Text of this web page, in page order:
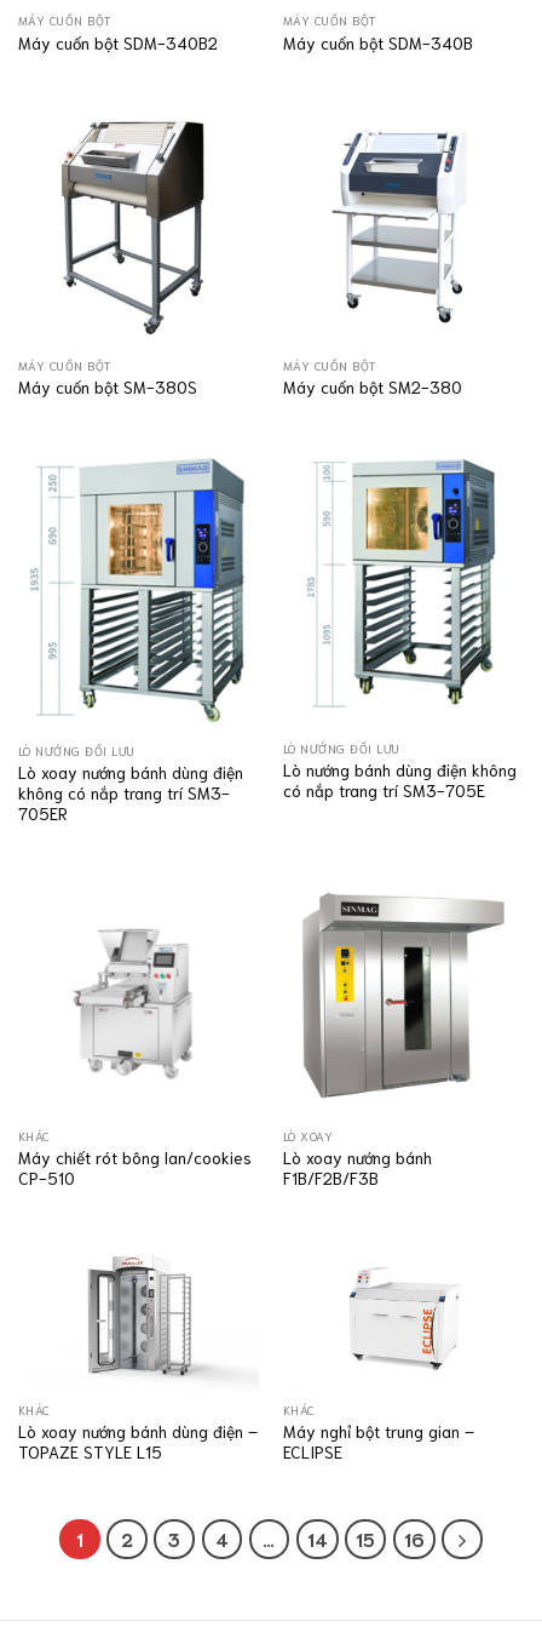
MÁY CUỐN BỘT
Máy cuốn bột SDM-340B2
MÁY CUỐN BỘT
Máy cuốn bột SDM-340B
MÁY CUỐN BỘT
Máy cuốn bột SM-380S
MÁY CUỐN BỘT
Máy cuốn bột SM2-380
LÒ NƯỚNG ĐỐI LƯU
Lò xoay nướng bánh dùng điện
không có nắp trang trí SM3-
705ER
LÒ NƯỚNG ĐỐI LƯU
Lò nướng bánh dùng điện không
có nắp trang trí SM3-705E
KHÁC
Máy chiết rót bông lan/cookies
CP-510
LÒ XOAY
Lò xoay nướng bánh
F1B/F2B/F3B
KHÁC
Lò xoay nướng bánh dùng điện –
TOPAZE STYLE L15
KHÁC
Máy nghỉ bột trung gian –
ECLIPSE
1 2 3 4 14 15 16